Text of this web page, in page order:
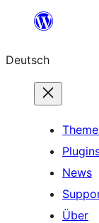
springen
Deutsch
News
Über